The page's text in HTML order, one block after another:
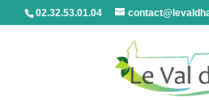
02.32.53.01.04